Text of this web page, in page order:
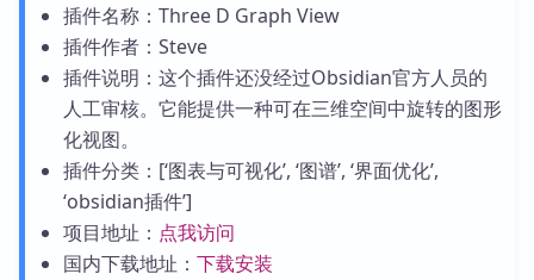
插件名称：Three D Graph View
插件作者：Steve
插件说明：这个插件还没经过Obsidian官方人员的
人工审核。它能提供一种可在三维空间中旋转的图形
化视图。
插件分类：[‘图表与可视化’, ‘图谱’, ‘界面优化’,
‘obsidian插件’]
项目地址： 点我访问
国内下载地址： 下载安装